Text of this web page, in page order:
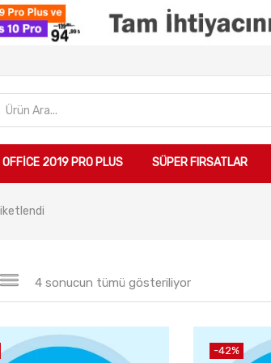
OFFICE 2019 PRO PLUS SÜPER FIRSATLAR
4 sonucun tümü gösteriliyor
-42%